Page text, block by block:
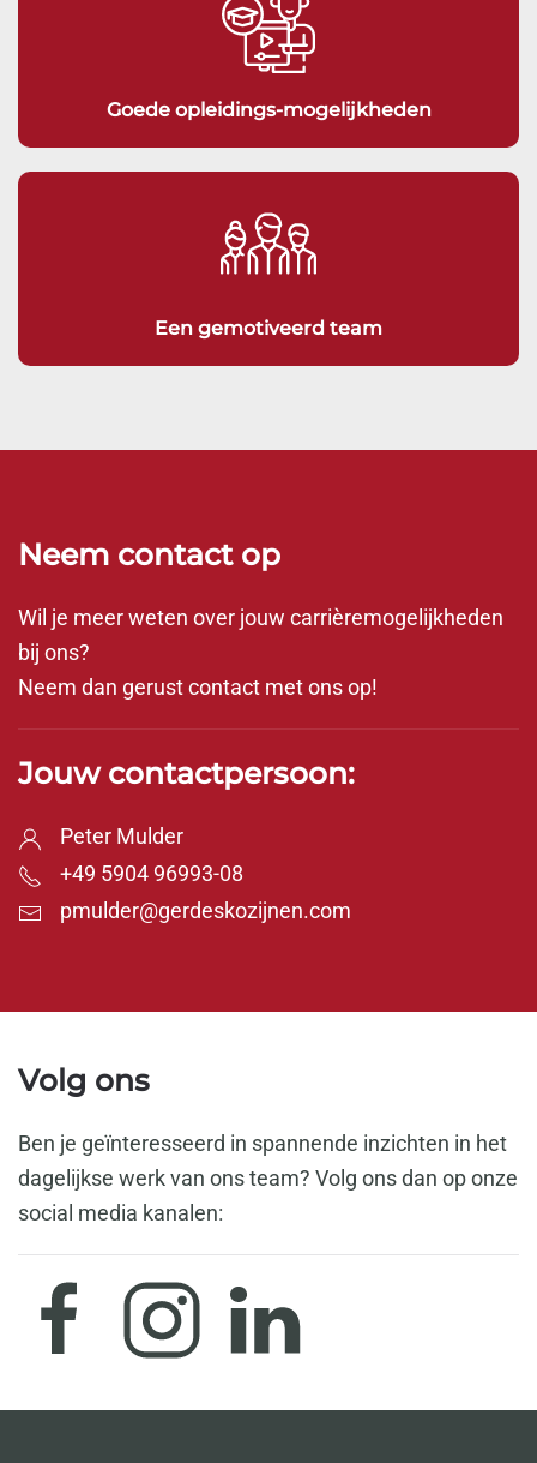
Goede opleidings-mogelijkheden
Een gemotiveerd team
Neem contact op
Wil je meer weten over jouw carrièremogelijkheden
bij ons?
Neem dan gerust contact met ons op!
Jouw contactpersoon:
Peter Mulder
+49 5904 96993-08
pmulder@gerdeskozijnen.com
Volg ons
Ben je geïnteresseerd in spannende inzichten in het
dagelijkse werk van ons team? Volg ons dan op onze
social media kanalen: